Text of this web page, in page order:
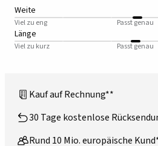
Weite
Viel zu eng Passt genau
Länge
Viel zu kurz Passt genau
Kauf auf Rechnung**
30 Tage kostenlose
Rund 10 Mio. europäische